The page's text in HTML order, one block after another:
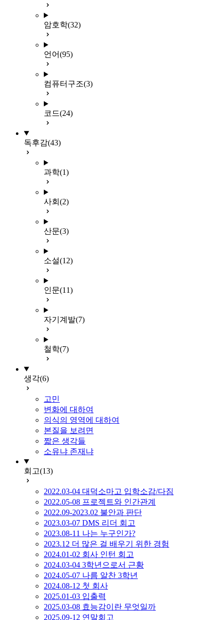
암호학(32)
언어(95)
컴퓨터구조(3)
코드(24)
독후감(43)
과학(1)
사회 (2)
산문(3)
소설(12)
인문(11)
자기계발(7)
철학(7)
생각(6)
고민
변화에 대하여
의식의 영역에 대하여
본질을 보려면
짧은 생각들
소유냐 존재냐
회고(13)
2022.03-04 대덕소마고 입학소감/다짐
2022.05-08 프로젝트와 인간관계
2022.09-2023.02 불안과 판단
2023.03-07 DMS 리더 회고
2023.08-11 나는 누구인가?
2023.12 더 많은 걸 배우기 위한 경험
2024.01-02 회사 인턴 회고
2024.03-04 3학년으로서 근황
2024.05-07 나름 알찬 3학년
2024.08-12 첫 회사
2025.01-03 입출력
2025.03-08 효능감이란 무엇일까
2025.09-12 연말회고